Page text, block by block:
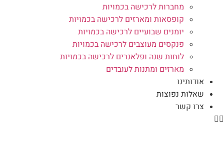
מחברות לרכישה בכמויות
קופסאות ומארזים לרכישה בכמויות
יומנים שבועיים לרכישה בכמויות
פנקסים מעוצבים לרכישה בכמויות
לוחות שנה ופלאנרים לרכישה בכמויות
מארזים ומתנות לעובדים
אודותינו
שאלות נפוצות
צרו קשר